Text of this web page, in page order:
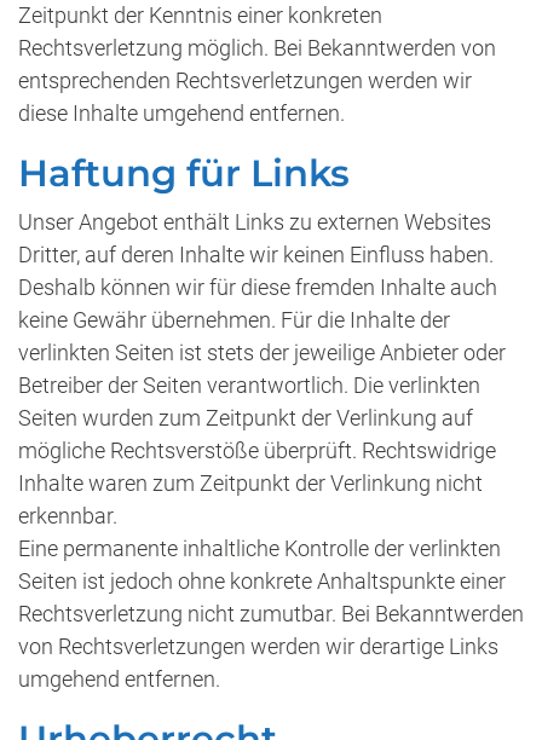
Zeitpunkt der Kenntnis einer konkreten
Rechtsverletzung möglich. Bei Bekanntwerden von
entsprechenden Rechtsverletzungen werden wir
diese Inhalte umgehend entfernen.
Haftung für Links
Unser Angebot enthält Links zu externen Websites
Dritter, auf deren Inhalte wir keinen Einfluss haben.
Deshalb können wir für diese fremden Inhalte auch
keine Gewähr übernehmen. Für die Inhalte der
verlinkten Seiten ist stets der jeweilige Anbieter oder
Betreiber der Seiten verantwortlich. Die verlinkten
Seiten wurden zum Zeitpunkt der Verlinkung auf
mögliche Rechtsverstöße überprüft. Rechtswidrige
Inhalte waren zum Zeitpunkt der Verlinkung nicht
erkennbar.
Eine permanente inhaltliche Kontrolle der verlinkten
Seiten ist jedoch ohne konkrete Anhaltspunkte einer
Rechtsverletzung nicht zumutbar. Bei Bekanntwerden
von Rechtsverletzungen werden wir derartige Links
umgehend entfernen.